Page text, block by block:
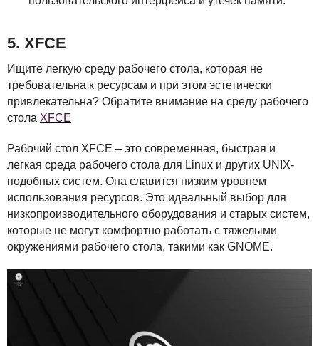
5. XFCE
Ищите легкую среду рабочего стола, которая не
требовательна к ресурсам и при этом эстетически
привлекательна? Обратите внимание на среду рабочего
стола XFCE
Рабочий стол XFCE – это современная, быстрая и
легкая среда рабочего стола для Linux и других UNIX-
подобных систем. Она славится низким уровнем
использования ресурсов. Это идеальный выбор для
низкопроизводительного оборудования и старых систем,
которые не могут комфортно работать с тяжелыми
окружениями рабочего стола, такими как GNOME.